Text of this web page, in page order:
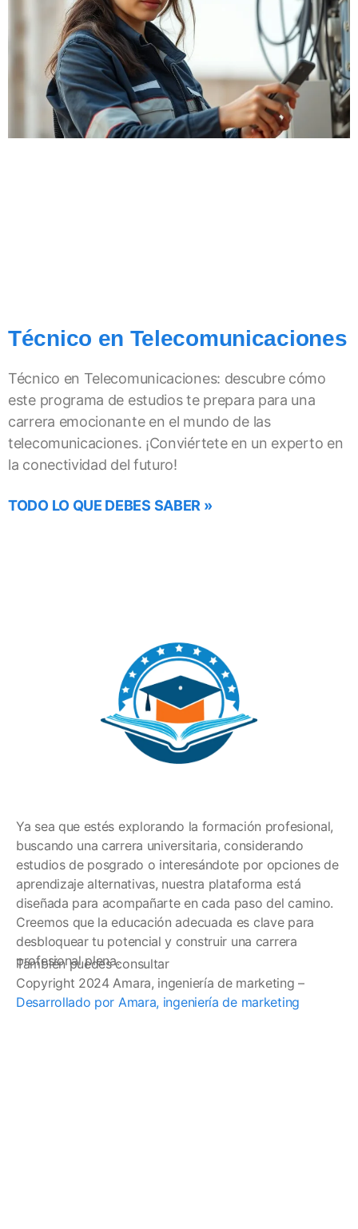
Técnico en Telecomunicaciones
Técnico en Telecomunicaciones: descubre cómo
este programa de estudios te prepara para una
carrera emocionante en el mundo de las
telecomunicaciones. ¡Conviértete en un experto en
la conectividad del futuro!
TODO LO QUE DEBES SABER »
Ya sea que estés explorando la formación profesional,
buscando una carrera universitaria, considerando
estudios de posgrado o interesándote por opciones de
aprendizaje alternativas, nuestra plataforma está
diseñada para acompañarte en cada paso del camino.
Creemos que la educación adecuada es clave para
desbloquear tu potencial y construir una carrera
profesional plena.
También puedes consultar
Copyright 2024 Amara, ingeniería de marketing –
Desarrollado por Amara, ingeniería de marketing